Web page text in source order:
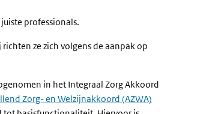
professionals.
ze zich volgens de aanpak op
in het Integraal Zorg Akkoord
Zorg- en Welzijnakkoord (AZWA)